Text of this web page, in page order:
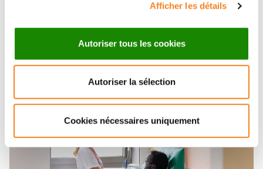
Afficher les détails
Autoriser tous les cookies
Autoriser la sélection
Cookies nécessaires uniquement